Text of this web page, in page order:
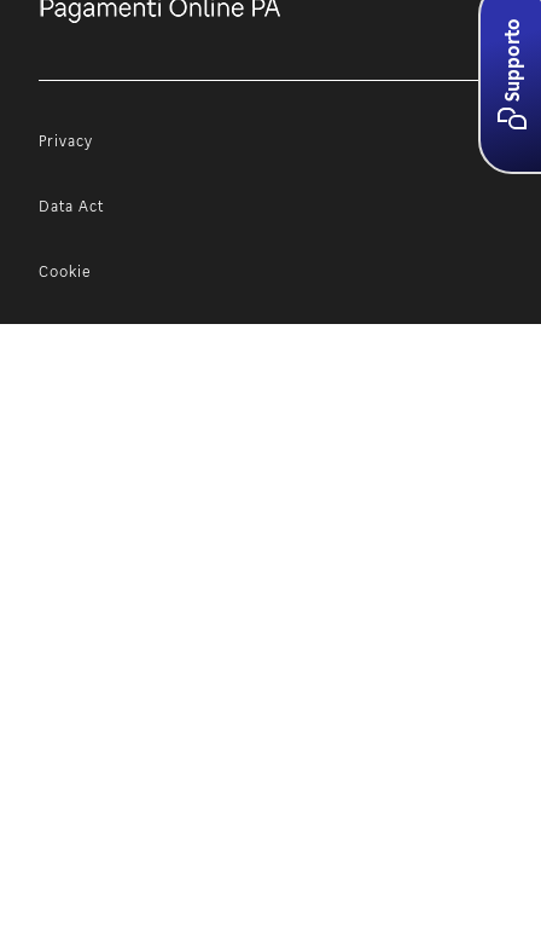
Privacy
Data Act
Cookie
Supporto